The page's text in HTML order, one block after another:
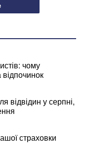
чому
відвідин у серпні,
страховки